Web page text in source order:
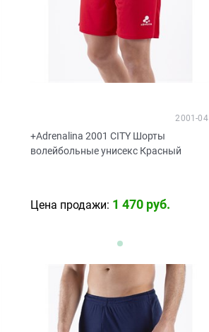
+Adrenalina 2001 CITY Шорты
волейбольные унисекс Красный
2001-04
Цена продажи: 1 470 руб.